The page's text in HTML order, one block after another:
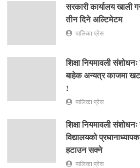
सरकारी कार्यालय खाली
तीन दिने अल्टिमेटम
पालिका प्रेस
शिक्षा नियमावली संशोधनः
बाहेक अन्यत्र काजमा
!
पालिका प्रेस
शिक्षा नियमावली
विद्यालयको
हटाउन सक्ने
पालिका प्रेस